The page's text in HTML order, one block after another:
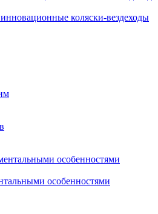
коляски-вездеходы
особенностями